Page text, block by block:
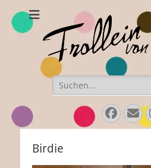
Handgefertigte Hüte und
Suchen
nach:
Birdie